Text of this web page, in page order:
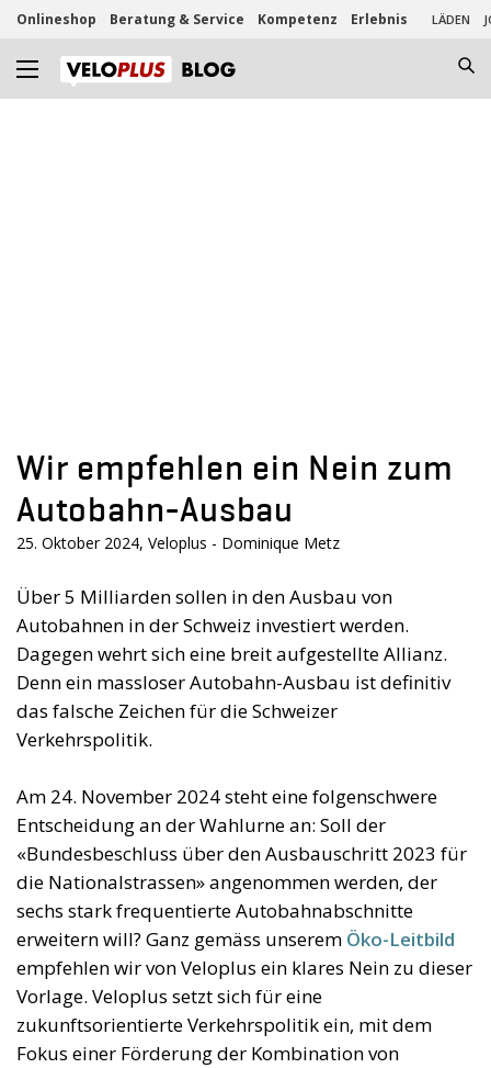
Onlineshop Beratung & Service Kompetenz Erlebnis LÄDEN
Wir empfehlen ein Nein zum
Autobahn-Ausbau
25. Oktober 2024, Veloplus - Dominique Metz
Über 5 Milliarden sollen in den Ausbau von
Autobahnen in der Schweiz investiert werden.
Dagegen wehrt sich eine breit aufgestellte Allianz.
Denn ein massloser Autobahn-Ausbau ist definitiv
das falsche Zeichen für die Schweizer
Verkehrspolitik.
Am 24. November 2024 steht eine folgenschwere
Entscheidung an der Wahlurne an: Soll der
«Bundesbeschluss über den Ausbauschritt 2023 für
die Nationalstrassen» angenommen werden, der
sechs stark frequentierte Autobahnabschnitte
erweitern will? Ganz gemäss unserem Öko-Leitbild
empfehlen wir von Veloplus ein klares Nein zu dieser
Vorlage. Veloplus setzt sich für eine
zukunftsorientierte Verkehrspolitik ein, mit dem
Fokus einer Förderung der Kombination von